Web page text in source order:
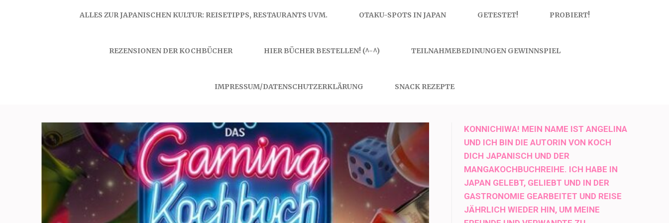
ALLES ZUR JAPANISCHEN KULTUR: REISETIPPS, RESTAURANTS UVM. OTAKU-SPOTS IN JAPAN GETESTET! PROBIERT!
REZENSIONEN DER KOCHBÜCHER HIER BÜCHER BESTELLEN! (^-^) TEILNAHMEBEDINUNGEN GEWINNSPIEL
IMPRESSUM/DATENSCHUTZERKLÄRUNG SNACK REZEPTE
KONNICHIWA! MEIN NAME IST ANGELINA
UND ICH BIN DIE AUTORIN VON KOCH
DICH JAPANISCH UND DER
MANGAKOCHBUCHREIHE. ICH HABE IN
JAPAN GELEBT, GELIEBT UND IN DER
GASTRONOMIE GEARBEITET UND REISE
JÄHRLICH WIEDER HIN, UM MEINE